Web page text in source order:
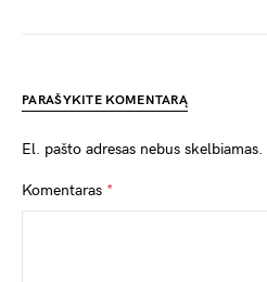
PARAŠYKITE KOMENTARĄ
El. pašto adresas nebus skelbiamas.
Komentaras *